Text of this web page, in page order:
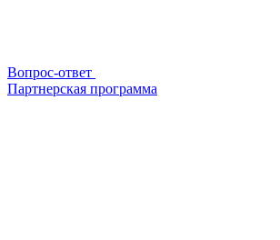
Вопрос-ответ
Партнерская программа